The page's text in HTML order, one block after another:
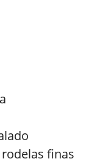
finas